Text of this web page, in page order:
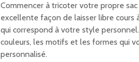
Commencer à tricoter votre propre
excellente façon de laisser libre cours
qui correspond à votre style
couleurs, les motifs et les formes qui
personnalisé.